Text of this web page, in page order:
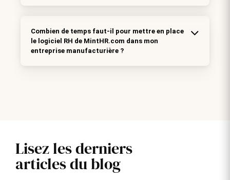
Combien de temps faut-il pour mettre en place
le logiciel RH de MintHR.com dans mon
entreprise manufacturière ?
Lisez les derniers
articles du blog